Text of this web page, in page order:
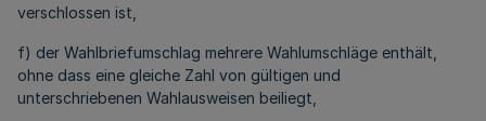
verschlossen ist,
f) der Wahlbriefumschlag mehrere Wahlumschläge enthält,
ohne dass eine gleiche Zahl von gültigen und
unterschriebenen Wahlausweisen beiliegt,